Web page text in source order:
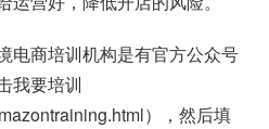
电商培训机构是有官方公众号
我要培训
），然后填